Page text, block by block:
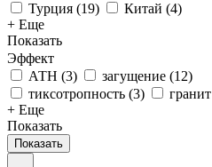
Турция (19) Китай (4)
+ Еще
Показать
Эффект
АТН (3) загущение (12)
тиксотропность (3) гранит
+ Еще
Показать
Показать